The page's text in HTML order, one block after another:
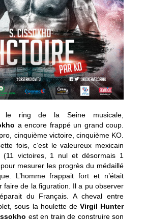
le ring de la Seine musicale,
a encore frappé un grand coup.
cinquième victoire, cinquième KO.
fois, c’est le valeureux mexicain
victoires, 1 nul et désormais 1
mesurer les progrès du médaillé
L’homme frappait fort et n’était
faire de la figuration. Il a pu observer
du Français. A cheval entre
sous la houlette de Virgil Hunter
est en train de construire son